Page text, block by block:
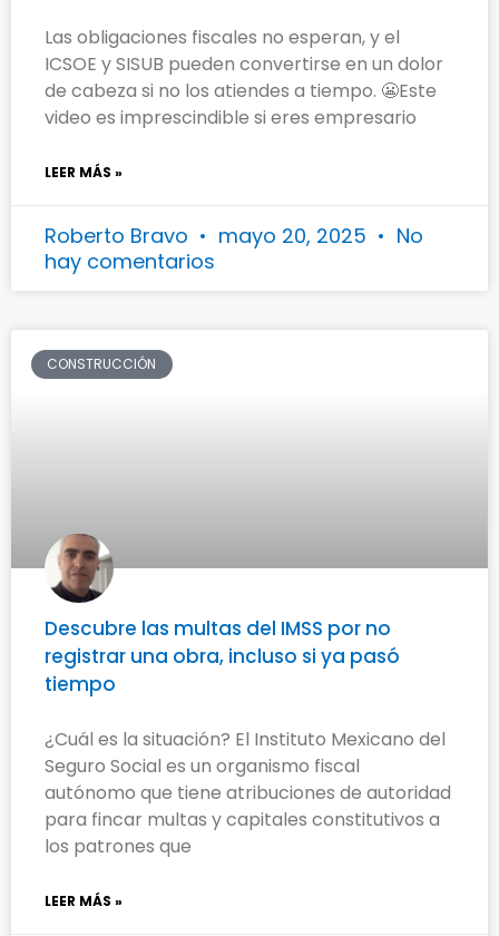
Las obligaciones fiscales no esperan, y el
ICSOE y SISUB pueden convertirse en un dolor
de cabeza si no los atiendes a tiempo. 😬Este
video es imprescindible si eres empresario
LEER MÁS »
Roberto Bravo mayo 20, 2025
No
hay comentarios
CONSTRUCCIÓN
Descubre las multas del IMSS por no
registrar una obra, incluso si ya pasó
tiempo
¿Cuál es la situación? El Instituto Mexicano del
Seguro Social es un organismo fiscal
autónomo que tiene atribuciones de autoridad
para fincar multas y capitales constitutivos a
los patrones que
LEER MÁS »